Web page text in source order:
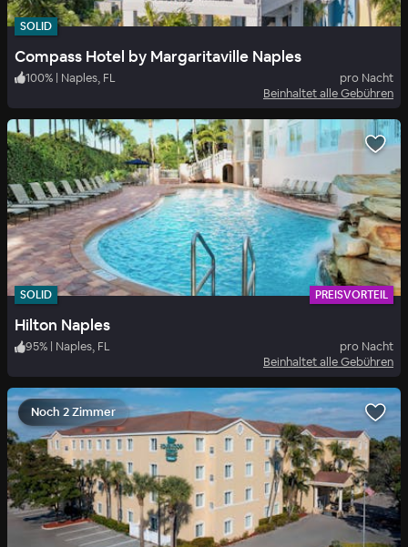
SOLID
Compass Hotel by Margaritaville Naples
100% | Naples, FL
pro Nacht
Beinhaltet alle Gebühren
SOLID PREISVORTEIL
Hilton Naples
95% Naples, FL
pro Nacht
Beinhaltet alle Gebühren
Noch 2 Zimmer